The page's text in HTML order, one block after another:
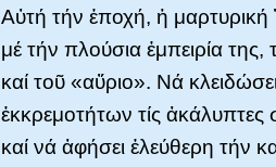
Αὐτή τήν ἐποχή, ἡ
μέ τήν πλούσια ἐμπειρία
καί τοῦ «αὔριο». Νά
ἐκκρεμοτήτων τίς ἀκάλυπτες
καί νά ἀφήσει ἐλεύθερη τήν